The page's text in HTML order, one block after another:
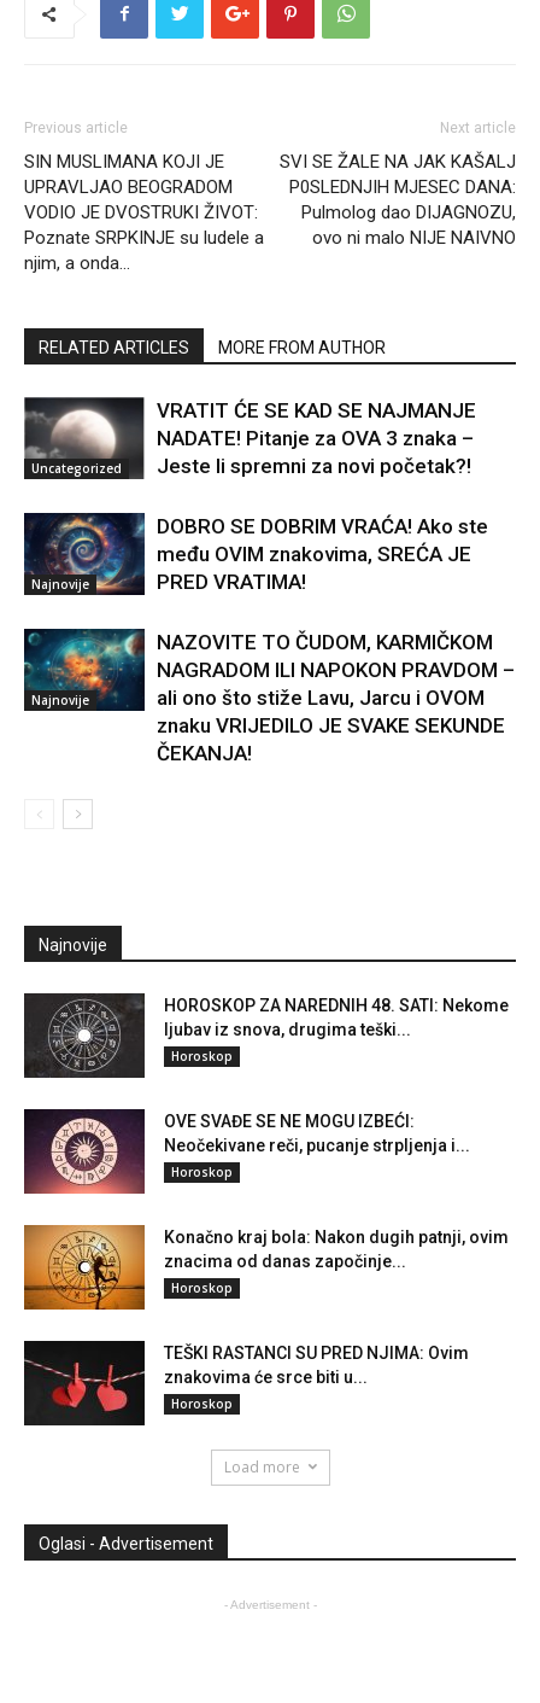
Previous article
SIN MUSLIMANA KOJI JE
UPRAVLJAO BEOGRADOM
VODIO JE DVOSTRUKI ŽIVOT:
Poznate SRPKINJE su ludele a
njim, a onda…
Next article
SVI SE ŽALE NA JAK KAŠALJ
P0SLEDNJIH MJESEC DANA:
Pulmolog dao DIJAGNOZU,
ovo ni malo NIJE NAIVNO
RELATED ARTICLES MORE FROM AUTHOR
Uncategorized
VRATIT ĆE SE KAD SE NAJMANJE
NADATE! Pitanje za OVA 3 znaka –
Jeste li spremni za novi početak?!
Najnovije
DOBRO SE DOBRIM VRAĆA! Ako ste
među OVIM znakovima, SREĆA JE
PRED VRATIMA!
Najnovije
NAZOVITE TO ČUDOM, KARMIČKOM
NAGRADOM ILI NAPOKON PRAVDOM –
ali ono što stiže Lavu, Jarcu i OVOM
znaku VRIJEDILO JE SVAKE SEKUNDE
ČEKANJA!
Najnovije
HOROSKOP ZA NAREDNIH 48. SATI: Nekome
ljubav iz snova, drugima teški...
Horoskop
OVE SVAĐE SE NE MOGU IZBEĆI:
Neočekivane reči, pucanje strpljenja i...
Horoskop
Konačno kraj bola: Nakon dugih patnji, ovim
znacima od danas započinje...
Horoskop
TEŠKI RASTANCI SU PRED NJIMA: Ovim
znakovima će srce biti u...
Horoskop
Load more
Oglasi - Advertisement
- Advertisement -